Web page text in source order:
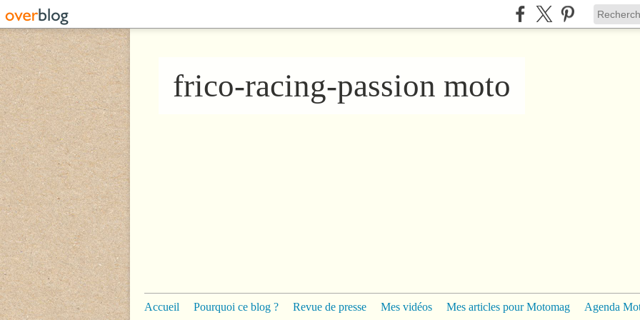
frico-racing-passion moto
Accueil Pourquoi ce blog ? Revue de presse Mes vidéos Mes articles pour Motomag Agenda